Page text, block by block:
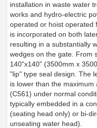
installation in waste water
works and hydro-electric
operated or hoist operated
is incorporated on both
resulting in a substantially
wedges on the gate. From
140"x140" (3500mm x
"lip" type seal design. The
is lower than the maximum
(C561) under normal
typically embedded in a
(seating head only) or bi-
unseating water head).